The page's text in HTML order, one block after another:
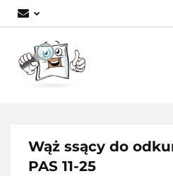
Wąż ssący do
PAS 11-25